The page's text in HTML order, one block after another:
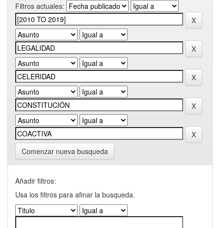
Filtros actuales:
Comenzar nueva busqueda
Añadir filtros:
Usa los filtros para afinar la busqueda.